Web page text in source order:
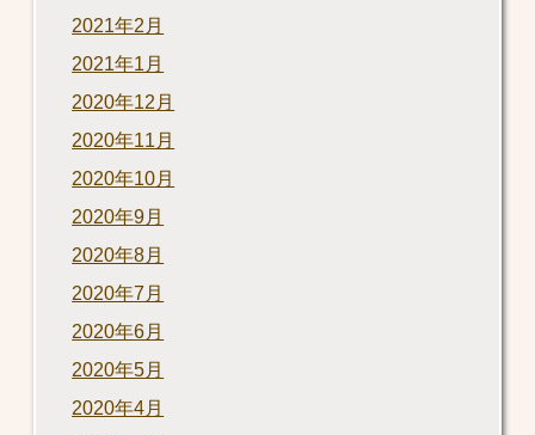
2021年2月
2021年1月
2020年12月
2020年11月
2020年10月
2020年9月
2020年8月
2020年7月
2020年6月
2020年5月
2020年4月